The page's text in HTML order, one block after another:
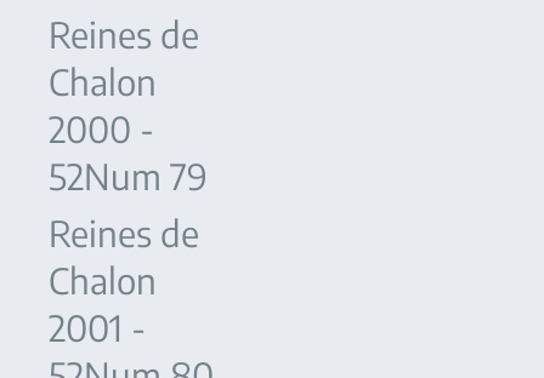
Reines de
Chalon
2000 -
52Num 79
Reines de
Chalon
2001 -